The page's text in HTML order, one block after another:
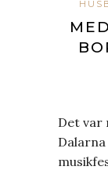
Det var